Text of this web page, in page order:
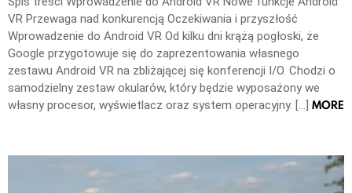
VR Przewaga nad konkurencją Oczekiwania i przyszłość
Wprowadzenie do Android VR Od kilku dni krążą pogłoski, że
Google przygotowuje się do zaprezentowania własnego
zestawu Android VR na zbliżającej się konferencji I/O. Chodzi o
samodzielny zestaw okularów, który będzie wyposażony we
własny procesor, wyświetlacz oraz system operacyjny. […] MORE